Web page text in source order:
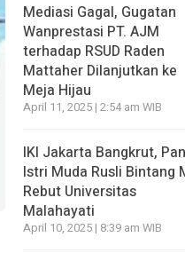
Mediasi Gagal, Gugatan
Wanprestasi PT. AJM
terhadap RSUD Raden
Mattaher Dilanjutkan ke
Meja Hijau
April 11, 2025 | 2:54 am WIB
IKI Jakarta Bangkrut,
Istri Muda Rusli Bintang
Rebut Universitas
Malahayati
April 10, 2025 | 8:39 am WIB